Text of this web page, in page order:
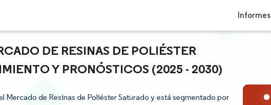
Informes
DE RESINAS DE POLIÉSTER
Y PRONÓSTICOS (2025 - 2030)
Mercado de Resinas de Poliéster Saturado y está segmentado por